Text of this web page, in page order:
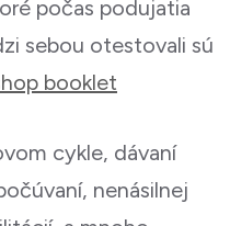
počas podujatia
sebou otestovali sú
booklet
cykle, dávaní
nenásilnej